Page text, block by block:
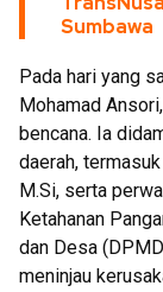
Sumbawa
Pada hari yang
Mohamad
bencana. Ia
daerah,
M.Si, serta
Ketahanan
dan Desa
meninjau